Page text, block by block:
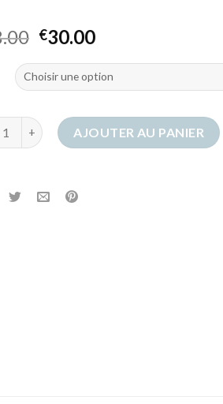
€30.00
de chausson homme hiver
AJOUTER AU PANIER